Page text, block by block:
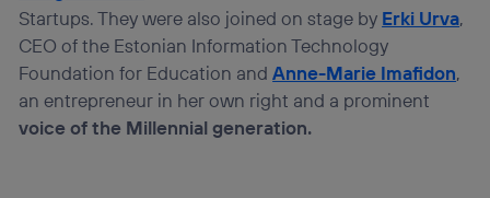
Startups. They were also joined on stage by Erki Urva,
CEO of the Estonian Information Technology
Foundation for Education andAnne-Marie Imafidon,
an entrepreneur in her own right and a prominent
voice of the Millennial generation.